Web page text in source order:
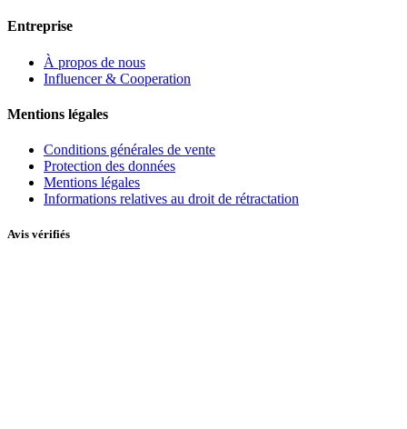
Entreprise
À propos de nous
Influencer & Cooperation
Mentions légales
Conditions générales de vente
Protection des données
Mentions légales
Informations relatives au droit de rétractation
Avis vérifiés